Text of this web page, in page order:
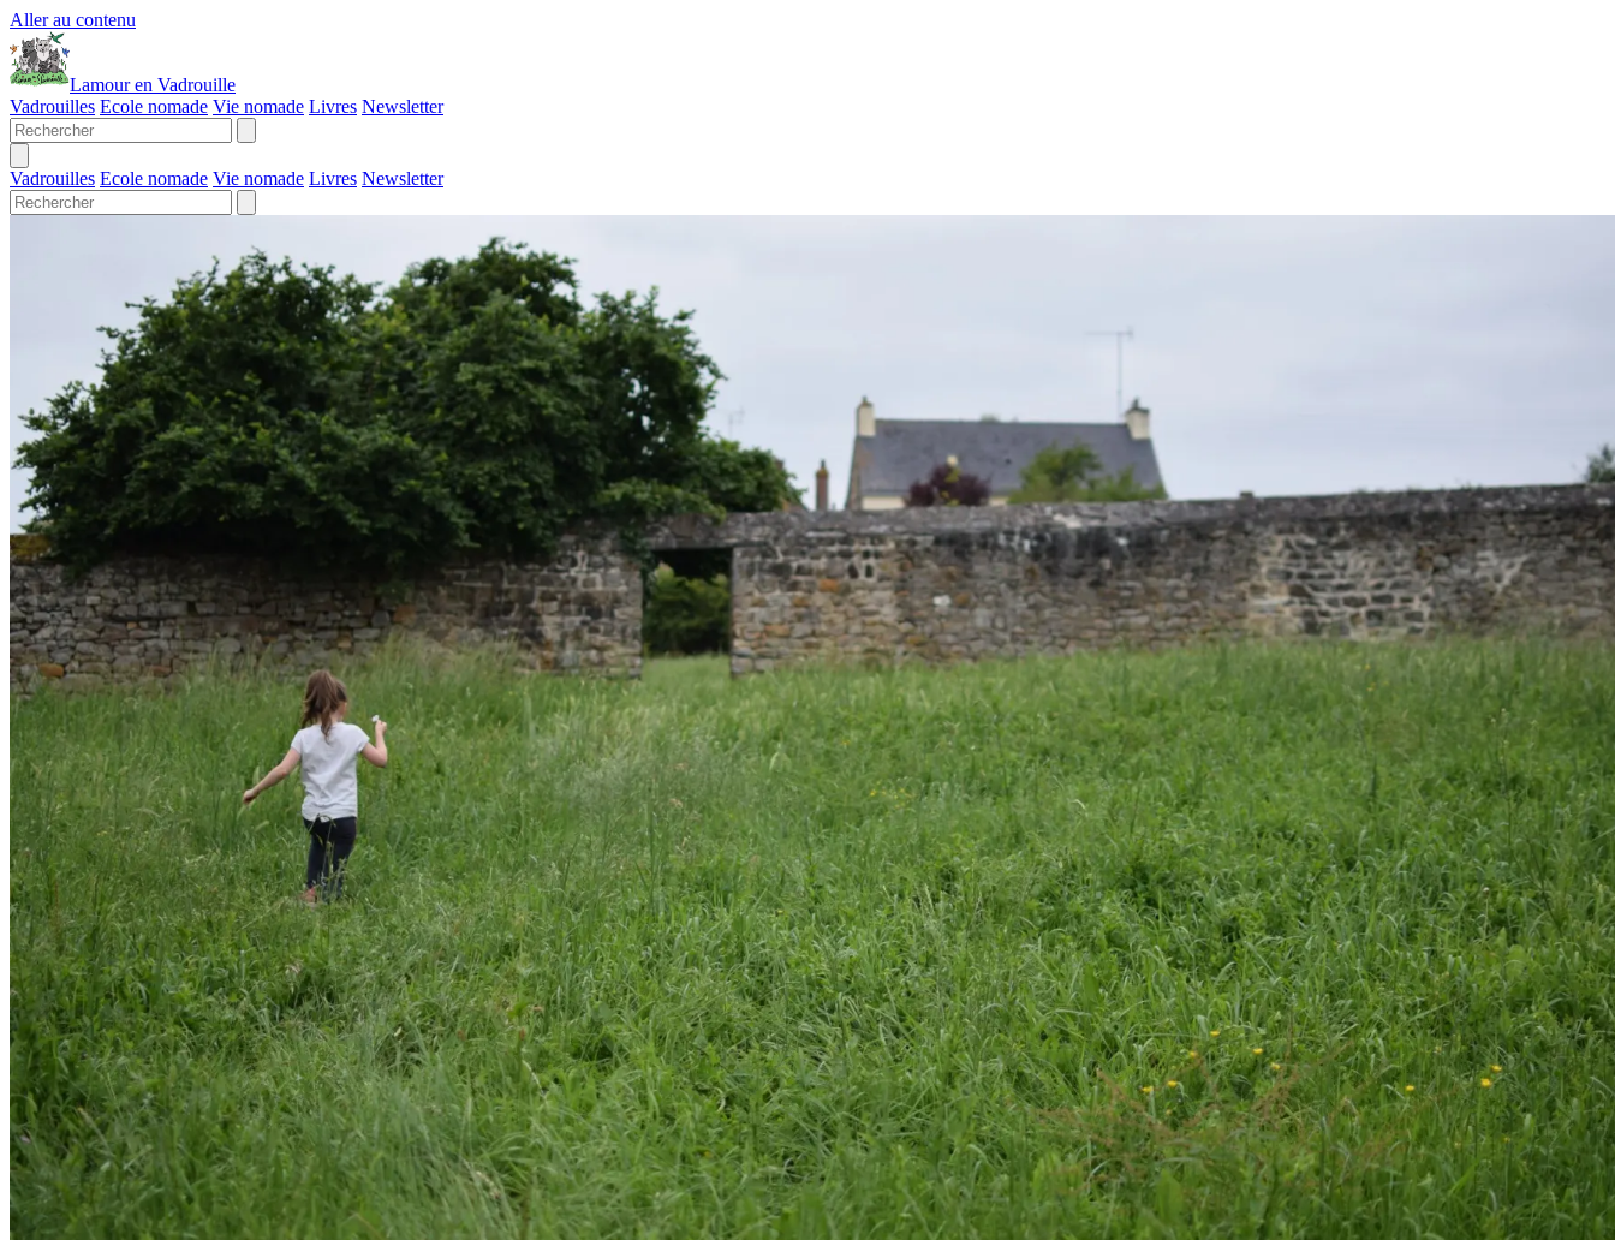
Aller au contenu
Lamour en Vadrouille
Vadrouilles Ecole nomade Vie nomade Livres Newsletter
Vadrouilles Ecole nomade Vie nomade Livres Newsletter